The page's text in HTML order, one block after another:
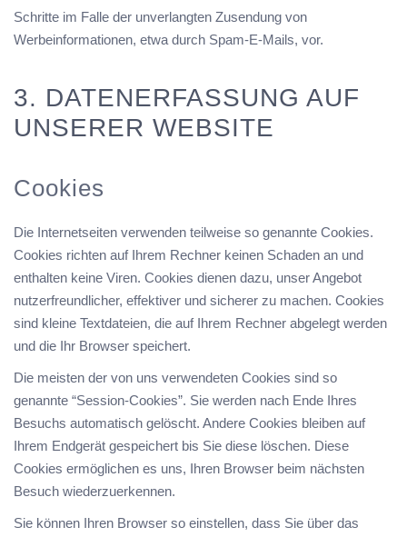
Schritte im Falle der unverlangten Zusendung von
Werbeinformationen, etwa durch Spam-E-Mails, vor.
3. DATENERFASSUNG AUF
UNSERER WEBSITE
Cookies
Die Internetseiten verwenden teilweise so genannte Cookies.
Cookies richten auf Ihrem Rechner keinen Schaden an und
enthalten keine Viren. Cookies dienen dazu, unser Angebot
nutzerfreundlicher, effektiver und sicherer zu machen. Cookies
sind kleine Textdateien, die auf Ihrem Rechner abgelegt werden
und die Ihr Browser speichert.
Die meisten der von uns verwendeten Cookies sind so
genannte “Session-Cookies”. Sie werden nach Ende Ihres
Besuchs automatisch gelöscht. Andere Cookies bleiben auf
Ihrem Endgerät gespeichert bis Sie diese löschen. Diese
Cookies ermöglichen es uns, Ihren Browser beim nächsten
Besuch wiederzuerkennen.
Sie können Ihren Browser so einstellen, dass Sie über das